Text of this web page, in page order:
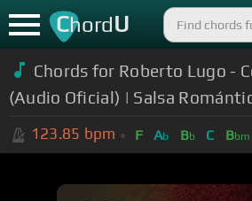
ChordU
Chords for Roberto Lugo -
(Audio Oficial) | Salsa
123.85 bpm F Ab Bb C Bbm